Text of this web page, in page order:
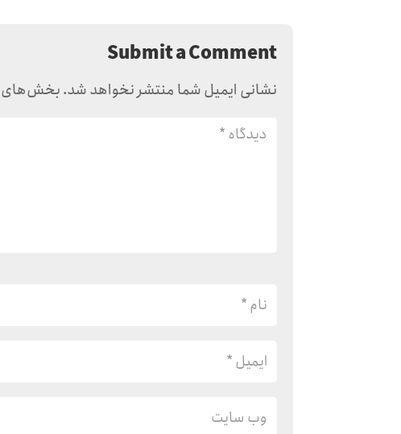
Submit a Comment
نشانی ایمیل شما منتشر نخواهد شد.بخش‌های